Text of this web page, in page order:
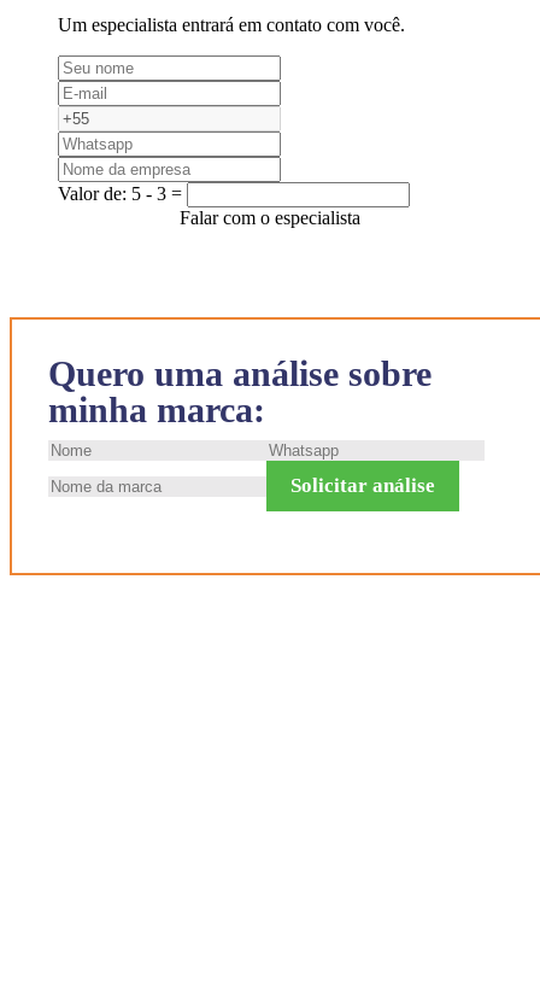
Quero uma análise sobre
minha marca:
Solicitar análise
Um especialista entrará em contato com você.
Valor de: 5 - 3 =
Falar com o especialista